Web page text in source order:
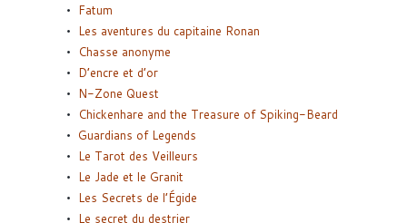
Fatum
Les aventures du capitaine Ronan
Chasse anonyme
D’encre et d’or
N-Zone Quest
Chickenhare and the Treasure of Spiking-Beard
Guardians of Legends
Le Tarot des Veilleurs
Le Jade et le Granit
Les Secrets de l’Égide
Le secret du destrier